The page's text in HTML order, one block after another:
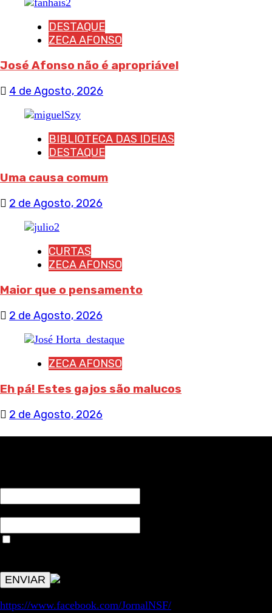
DESTAQUE
ZECA AFONSO
José Afonso não é apropriável
4 de Agosto, 2026
BIBLIOTECA DAS IDEIAS
DESTAQUE
Uma causa comum
2 de Agosto, 2026
CURTAS
ZECA AFONSO
Maior que o pensamento
2 de Agosto, 2026
ZECA AFONSO
Eh pá! Estes gajos são malucos
2 de Agosto, 2026
https://www.facebook.com/JornalNSF/